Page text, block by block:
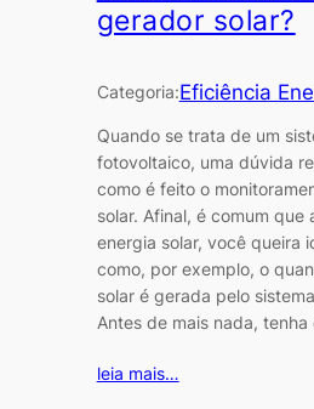
gerador solar?
Categoria:Eficiência
Quando se trata de um
fotovoltaico, uma dúvida
como é feito o
solar. Afinal, é comum que
energia solar, você queira
como, por exemplo, o
solar é gerada pelo
Antes de mais nada, tenha
leia mais…